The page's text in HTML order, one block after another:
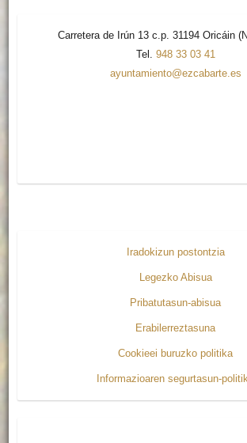
Carretera de Irún 13 c.p. 31194 Oricáin
Tel. 948 33 03 41
ayuntamiento@ezcabarte.es
Iradokizun postontzia
Legezko Abisua
Pribatutasun-abisua
Erabilerreztasuna
Cookieei buruzko politika
Informazioaren segurtasun-